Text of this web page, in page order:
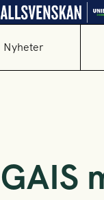
Nyheter
GAIS